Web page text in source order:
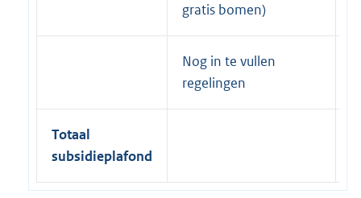
gratis bomen)
Nog in te vullen
regelingen
Totaal
subsidieplafond